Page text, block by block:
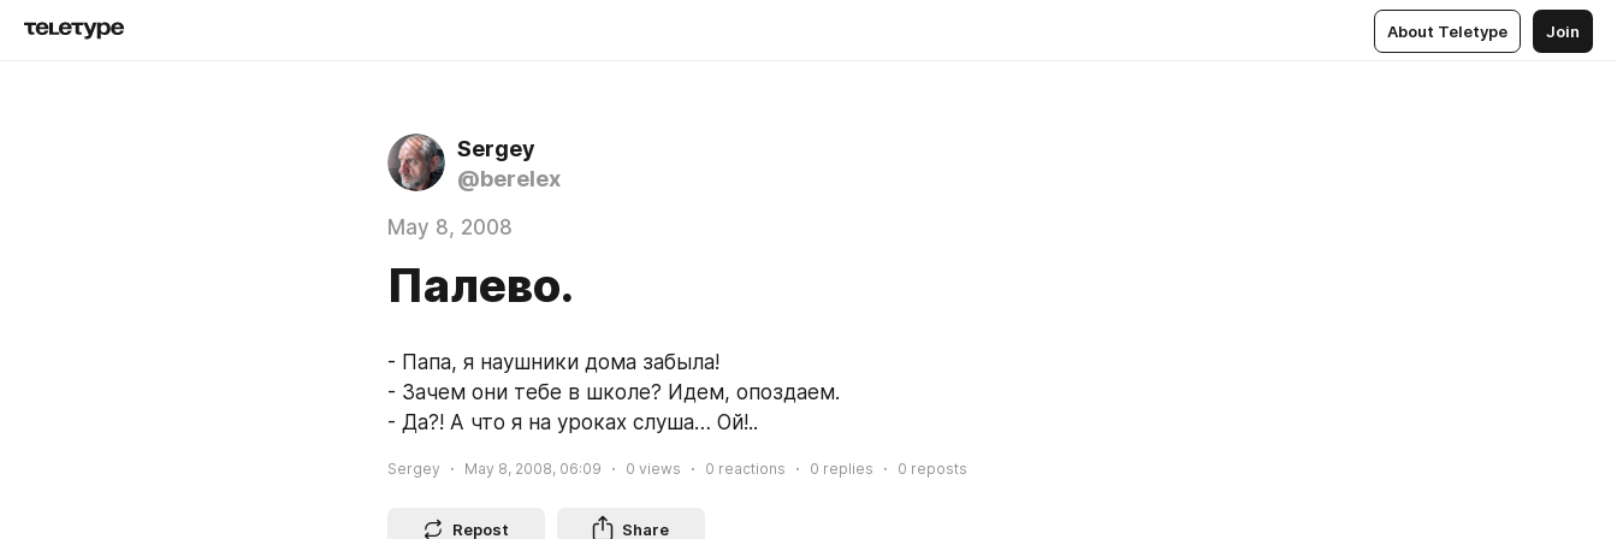
About Teletype Join
Sergey
@berelex
May 8, 2008
Палево.
- Папа, я наушники дома забыла!
- Зачем они тебе в школе? Идем, опоздаем.
- Да?! А что я на уроках слуша… Ой!..
Sergey May 8, 2008, 06:09 0 views 0 reactions 0 replies 0 reposts
Repost Share